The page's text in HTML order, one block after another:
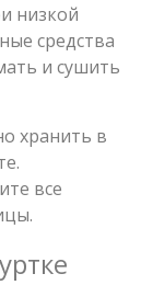
низкой
средства
и сушить
хранить в
все